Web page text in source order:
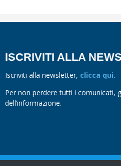
ISCRIVITI ALLA
Iscriviti alla newsletter, clicca qui.
Per non perdere tutti i comunicati,
dell’informazione.